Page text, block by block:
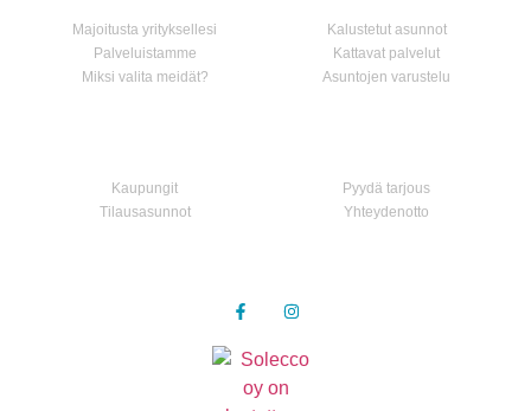
Majoitusta yrityksellesi
Palveluistamme
Miksi valita meidät?
Kalustetut asunnot
Kattavat palvelut
Asuntojen varustelu
Kaupungit
Tilausasunnot
Pyydä tarjous
Yhteydenotto